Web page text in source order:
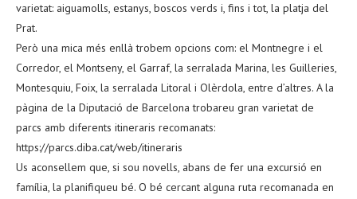
varietat: aiguamolls, estanys, boscos verds i, fins i tot, la platja del
Prat.
Però una mica més enllà trobem opcions com: el Montnegre i el
Corredor, el Montseny, el Garraf, la serralada Marina, les Guilleries,
Montesquiu, Foix, la serralada Litoral i Olèrdola, entre d’altres. A la
pàgina de la Diputació de Barcelona trobareu gran varietat de
parcs amb diferents itineraris recomanats:
https://parcs.diba.cat/web/itineraris
Us aconsellem que, si sou novells, abans de fer una excursió en
família, la planifiqueu bé. O bé cercant alguna ruta recomanada en